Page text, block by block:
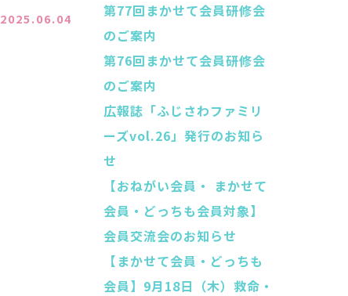
2025.06.04
第77回まかせて会員研修会
のご案内
第76回まかせて会員研修会
のご案内
広報誌「ふじさわファミリ
ーズvol.26」発行のお知ら
せ
【おねがい会員・ まかせて
会員・どっちも会員対象】
会員交流会のお知らせ
【まかせて会員・どっちも
会員】9月18日（木）救命・